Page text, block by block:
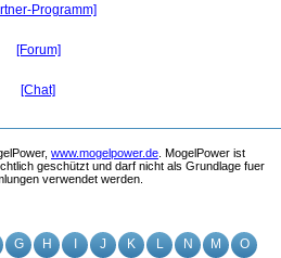
G H J K L N M
O
Programm]
[Forum]
[Chat]
www.mogelpower.de . MogelPower ist
geschützt und darf nicht als Grundlage fuer
verwendet werden.